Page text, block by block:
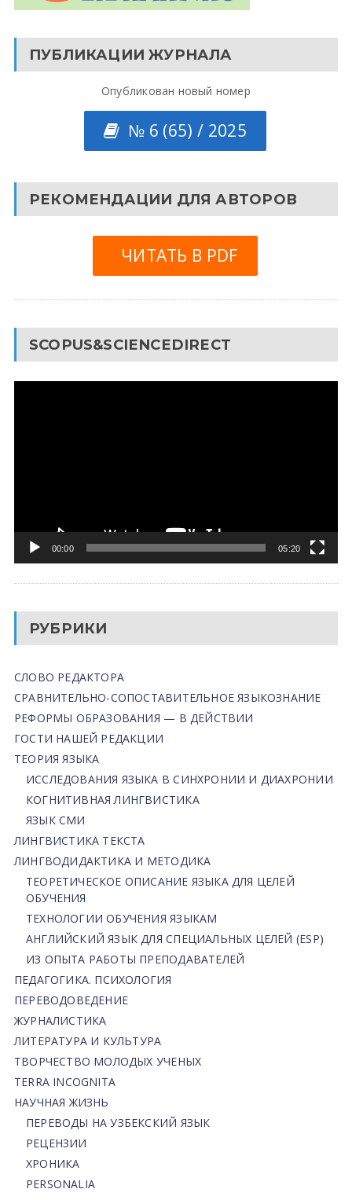
ПУБЛИКАЦИИ ЖУРНАЛА
Опубликован новый номер
№ 6 (65) / 2025
РЕКОМЕНДАЦИИ ДЛЯ АВТОРОВ
ЧИТАТЬ В PDF
SCOPUS&SCIENCEDIRECT
00:00 05:20
РУБРИКИ
СЛОВО РЕДАКТОРА
СРАВНИТЕЛЬНО-СОПОСТАВИТЕЛЬНОЕ ЯЗЫКОЗНАНИЕ
РЕФОРМЫ ОБРАЗОВАНИЯ — В ДЕЙСТВИИ
ГОСТИ НАШЕЙ РЕДАКЦИИ
ТЕОРИЯ ЯЗЫКА
ИССЛЕДОВАНИЯ ЯЗЫКА В СИНХРОНИИ И ДИАХРОНИИ
КОГНИТИВНАЯ ЛИНГВИСТИКА
ЯЗЫК СМИ
ЛИНГВИСТИКА ТЕКСТА
ЛИНГВОДИДАКТИКА И МЕТОДИКА
ТЕОРЕТИЧЕСКОЕ ОПИСАНИЕ ЯЗЫКА ДЛЯ ЦЕЛЕЙ
ОБУЧЕНИЯ
ТЕХНОЛОГИИ ОБУЧЕНИЯ ЯЗЫКАМ
АНГЛИЙСКИЙ ЯЗЫК ДЛЯ СПЕЦИАЛЬНЫХ ЦЕЛЕЙ (ESP)
ИЗ ОПЫТА РАБОТЫ ПРЕПОДАВАТЕЛЕЙ
ПЕДАГОГИКА. ПСИХОЛОГИЯ
ПЕРЕВОДОВЕДЕНИЕ
ЖУРНАЛИСТИКА
ЛИТЕРАТУРА И КУЛЬТУРА
ТВОРЧЕСТВО МОЛОДЫХ УЧЕНЫХ
TERRA INCOGNITA
НАУЧНАЯ ЖИЗНЬ
ПЕРЕВОДЫ НА УЗБЕКСКИЙ ЯЗЫК
РЕЦЕНЗИИ
ХРОНИКА
PERSONALIA